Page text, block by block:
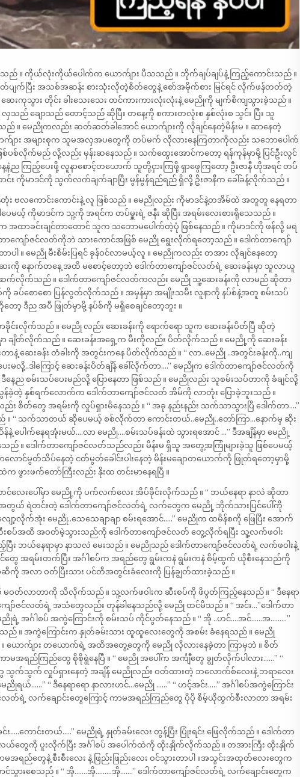
သည် ။ ကိုယ်လုံးကိုယ်ပေါက်က ယောက်ျား ပီသသည် ။ ဘိုက်ချပ်ချပ်နဲ့ ကြည့်ကောင်းသည် ။
စိတ်ပျက်ပြီး အသစ်အဆန်း စားသုံးလိုတဲ့စိတ်တွေနဲ့ စော်အမိုက်စား မြင်ရင် လိုက်ဖန်တတ်တဲ့
းကုသွား တိုင်း ခါးသေးသေး တင်ကားကားလုံးလုံးနဲ့ မေညိုကို မျက်စိကျသွားခဲ့သည် ။
သည် ချောသည် တောင့်သည် ဆိုပြီး တနေ့ကို စကားတလုံးစ နှစ်လုံးစ သွင်း ပြီး သူ
။ မေညိုကလည်း ဆတ်ဆတ်ခါအောင် ယောက်ျားကို လိုချင်နေတဲ့မိန်းမ ။ ဆာနေတဲ့
ာက်ျား အများစုက သူမအလှအပတွေကို တပ်မက် လိုလားနေကြတာကိုလည်း သဘောပေါက်
စ်လိုက်မည် လို့လည်း မှန်းဆနေသည် ။ သက်ထွေးအောင်ကတော့ ရန်ကုန်မှာမို့ ပြင်ဦးလွင်
နဲ့ည ကြည့်ပေးဖို့ လူနာစောင့်တယောက် သူတို့ငှားကြဖို့ ရှာဖွေကြတော့ ဦးဇာနီ ဟိုအရင် တပ်
ကိုမာဒင်ကို သွက်လက်ချက်ချာပြီး မွန်မွန်ရည်ရည် ရှိလို့ ဦးဇာနီက ခေါ်ခန့်လိုက်သည် ။
း ဗလကောင်းကောင်းနဲ့ လူ ဖြစ်သည် ။ မေညိုလည်း ကိုမာဒင်နဲ့တအိမ်ထဲ အတူတူ နေရတာ
ေမယ့် ကိုမာဒင်က သူ့ကို အရင်က တပ်မှူးရဲ့ ဇနီး ဆိုပြီး အရမ်းလေးစားရိုသေသည် ။
အထာခင်းချင်တာတောင် သူက သဘောမပေါက်တဲ့ပုံ ဖြစ်နေသည် ။ ကိုမာဒင်ကို ဖန်လို့ မရ
ာကျော်ဇင်လတ်ကိုဘဲ သားကောင်အဖြစ် မေညို ရွေးလိုက်ရတော့သည် ။ ဒေါက်တာကျော်
။ မေညို မီးစိမ်းပြရင် ခုန်ဝင်လာမယ့်လူ ။ မေညိုကလည်း တအား လိုချင်နေတော့
ကို နောက်တနေ့ အထိ မစောင့်တော့ဘဲ ဒေါက်တာကျော်ဇင်လတ်ရဲ့ ဆေးခန်းမှာ သူလာယူ
ဆက်လိုက်သည် ။ ဒေါက်တာကျော်ဇင်လတ်ကလည်း မေညို သူ့ဆေးခန်းကို လာမည် ဆိုတာ
ခပ်စောစော ပြန်လွတ်လိုက်သည် ။ အမှန်မှာ အမျိုးသမီး လူနာကို နပ်စ်နဲ့အတူ စမ်းသပ်
ာ့ ဒီည အပီ ဖြုတ်မှာမို့ နပ်စ်ကို မရှိစေချင်တော့ဘူး ။
ာခိုင်းလိုက်သည် ။ မေညို လည်း ဆေးခန်းကို ရောက်ရော သူက ဆေးခန်းပိတ်ပြီ ဆိုတဲ့
ာ ချိတ်လိုက်သည် ။ ဆေးခန်းအရှေ့က မီးကိုလည်း ပိတ်လိုက်သည် ။ မေညို့ကို ဆေးခန်း
းတာနဲ့ ဆေးခန်း တံခါးကို အတွင်းကနေ ပိတ်လိုက်သည် ။ “ လာ..မေညို ..အတွင်းခန်းကို..ကျ
မလို့..ဒါကြောင့် ဆေးခန်းပိတ်ချိန် ခေါ်လိုက်တာ….” မေညိုက ဒေါက်တာကျော်ဇင်လတ်ကို
ေ့ည စမ်းသပ်ပေးမည်လို့ ပြောနေတာ ဖြစ်သည် ။ မေညိုလည်း သူစမ်းသပ်တာကို ခံချင်လို့
န်ခဲ့တဲ့ နှစ်ရက်လောက်က ဒေါက်တာကျော်ဇင်လတ် အိမ်ကို လာတုံး ပြောခဲ့ဘူးသည် ။
စိတ်တွေ အရမ်းကို လှုပ်ရှားမိနေသည် ။ “ အခု နည်းနည်း သက်သာသွားပြီ ဒေါက်တာ….”
“ သက်သာတယ် ဆိုပေမယ့် စစ်လိုက်တာ ကောင်းတယ်..မေညို..တော်ကြာ…နောက်မှ ဆိုး
ဆိန်နဲ့ ပေါက်နေရအုံးမယ်….လာ မေညို….စမ်းသပ်ခန်းထဲ သွားရအောင် …” ဒီအချိန်မှာ မေညို့
သည် ။ ဒေါက်တာကျော်ဇင်လတ်သည်လည်း မိန်းမ ရှိသူ အတွေ့အကြုံများခဲ့သူ ဖြစ်ပေမယ့်
ာလောင်မွတ်သိပ်နေတဲ့ ငတ်မွတ်ခေါင်းပါးနေတဲ့ မိန်းမချောတယောက်ကို ဖြုတ်ရတော့မှာမို့
ဖွားဖက်တော်ကြီးလည်း နိုးထ တင်းမာနေရပြီ ။
င်လေးပေါ်မှာ မေညို့ကို ပက်လက်လေး အိပ်ခိုင်းလိုက်သည် ။ “ ဘယ်နေရာ နာလဲ ဆိုတာ
င်အတွယ် ရဲတင်းတဲ့ ဒေါက်တာကျော်ဇင်လတ်ရဲ့ လက်တွေက မေညို့ ဘိုက်သားပြင်ပေါ်ကို
ော့လိုက်အုံး မေညို..သေသေချာချာ စမ်းရအောင်…..” မေညိုက ထမိန်စကို ဖြေပြီး အောက်
းစပ်အထိ အဝတ်မဲ့သွားသည်ကို ဒေါက်တာကျော်ဇင်လတ် တွေ့လိုက်ရပြီး သူ့လက်ဖဝါး
ြီး ဘယ်နေရာမှာ နာသလဲ မေးသည် ။ မေညိုသည် ဒေါက်တာကျော်ဇင်လတ်ရဲ့ လက်ဖဝါးနဲ့
ေ အရမ်းတက်ပြီး အင်္ဂါစပ်က အရည်တွေ ရွမ်းကနဲ ရွမ်းကနဲ စိမ့်ထွက် ယိုစီးနေသည်ကို
ဆီကို အလာ ဝတ်ပြီးသား ပင်တီအတွင်းခံလေးကို ပြန်ချွတ်ထားခဲ့သည် ။
မဝတ်လာတာကို သိလိုက်သည် ။ သူ့လက်ဖဝါးက ဆီးစပ်ကို ဖိပွတ်ကြည့်နေသည် ။ “ ဒီနေရာ
ကျော်ဇင်လတ်ရဲ့ အသံတွေလည်း တုန်ခါနေသည်လို့ မေညို ထင်မိသည် ။ “ အင်း…”ဒေါက်တာ
ရဲ့ အင်္ဂါစပ် အကွဲကြောင်းကို စမ်းသပ် ကိုင်ပွတ်နေသည် ။ “ အို ..ဟင်….အင်……အ………”
ည် ။ အကွဲကြောင်းက နှုတ်ခမ်းသား ထူထူလေးတွေကို အစမ်း ခံနေရသည် ။ မေညို
ယောက်ျား တယောက်ရဲ့ အထိအတွေ့တွေကို မေညို လိုလားနေခဲ့တာ ကြာမှဘဲ ။ စိတ်
မအရည်ကြည်တွေ စိုစိုရွဲနေပြီ ။ “ မေညို အပေါ်က အင်္ကျီတွေ ချွတ်လိုက်ပါလား……” “
သွက်သွက် လှုပ်ရှားနေတဲ့ အချိန် မေညိုလည်း ဝတ်ထားတဲ့ ဘလောက်စ်လေးနဲ့ ဘရာလေး
“ ဒီနေရာရော နာလားဟင်…မေညို ……” “ ဟင့်အင်း…..” အင်္ဂါစပ်အကွဲကြောင်း
လတ်ရဲ့ လက်ချောင်းတွေကြောင့် ကာမအရည်ကြည်တွေ ပိုပို စိမ့်ယိုထွက်စီးလာတာ အရမ်း
း…..ကောင်းတယ်…..” မေညိုရဲ့ နှုတ်ခမ်းလေး တွန့်ပြီး ပြုံးရင်း ဖြေလိုက်သည် ။ ဒေါက်တာ
ေကို ပူးလိုက်ပြီး အင်္ဂါစပ် အပေါက်ထဲကို ထိုးနှိုက်လိုက်သည် ။ တအားကြီး ထိုးနှိုက်
အရည်တွေနဲ့ စီးစီးလေး နဲ့ ဖြည်းဖြည်းလေး ဝင်သွားတာပါ ။အသွင်းအထုတ်လေးတွေက
သွားစေသည် ။ “ အို…….အို………အို…….” ဒေါက်တာကျော်ဇင်လတ်ရဲ့ လက်ချောင်းတွေက